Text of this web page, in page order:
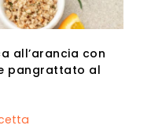
all’arancia con
pangrattato al